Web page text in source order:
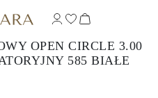
OPEN CIRCLE 3.00
585 BIAŁE